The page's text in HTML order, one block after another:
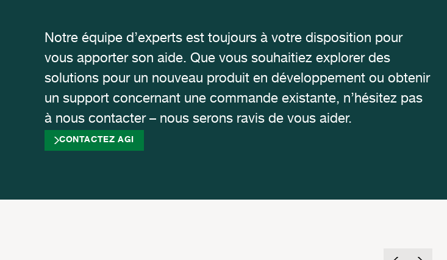
Notre équipe d’experts est toujours à votre disposition pour
vous apporter son aide. Que vous souhaitiez explorer des
solutions pour un nouveau produit en développement ou obtenir
un support concernant une commande existante, n’hésitez pas
à nous contacter – nous serons ravis de vous aider.
CONTACTEZ AGI